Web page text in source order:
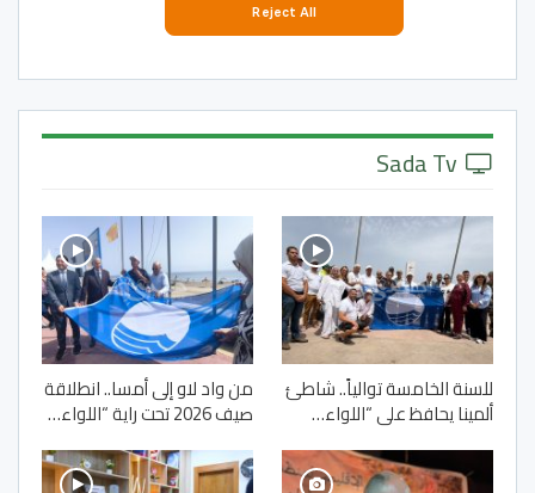
للسنة الخامسة توالياً.. شاطئ
ألمينا يحافظ على “اللواء…
من واد لاو إلى أمسا.. انطلاقة
صيف 2026 تحت راية “اللواء…